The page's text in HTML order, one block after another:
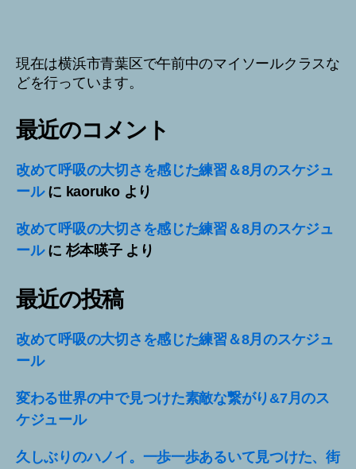
現在は横浜市青葉区で午前中のマイソールクラスな
どを行っています。
最近のコメント
改めて呼吸の大切さを感じた練習＆8月のスケジュ
ールに kaorukoより
改めて呼吸の大切さを感じた練習＆8月のスケジュ
ールに杉本暎子より
最近の投稿
改めて呼吸の大切さを感じた練習＆8月のスケジュ
ール
変わる世界の中で見つけた素敵な繋がり&7月のス
ケジュール
久しぶりのハノイ。一歩一歩あるいて見つけた、街